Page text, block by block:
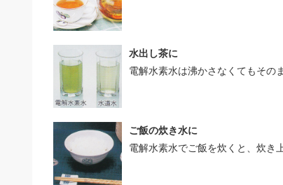
水出し茶に
電解水素水は沸かさなくてもその
ご飯の炊き水に
電解水素水でご飯を炊くと、炊き